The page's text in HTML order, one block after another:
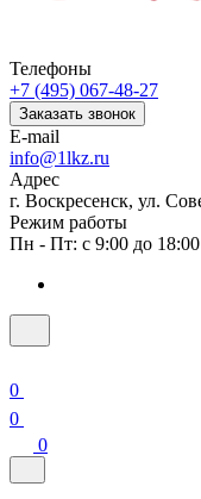
Телефоны
+7 (495) 067-48-27
Заказать звонок
E-mail
info@1lkz.ru
Адрес
г. Воскресенск, ул.
Режим работы
Пн - Пт: с 9:00 до 18:00
0
0
0